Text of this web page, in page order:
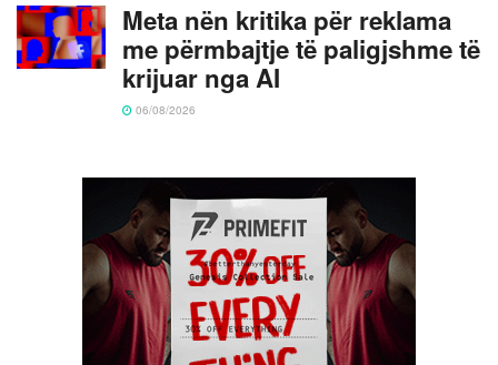
Meta nën kritika për reklama
me përmbajtje të paligjshme të
krijuar nga AI
06/08/2026